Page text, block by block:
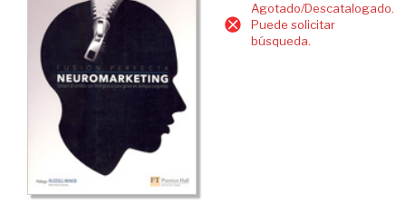
Agotado/Descatalogado.
Puede solicitar
búsqueda.